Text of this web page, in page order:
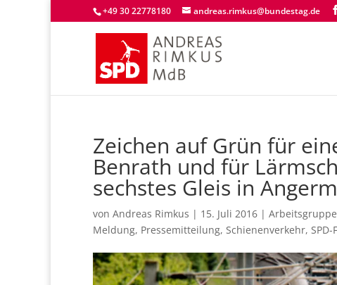
+49 30 22778180 andreas.rimkus@bundestag.de
Zeichen auf Grün für
Benrath und für
sechstes Gleis in
von Andreas Rimkus | 15. Juli 2016 | Arbeitsgruppe
Meldung, Pressemitteilung, Schienenverkehr,